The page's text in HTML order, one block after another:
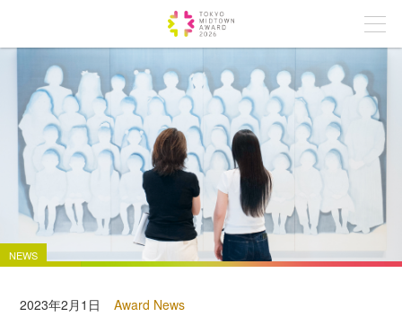
NEWS
2023年2月1日 Award News